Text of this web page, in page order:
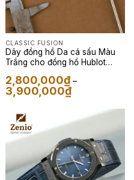
CLASSIC FUSION
Dây đồng hồ Da cá sấu Màu
Trắng cho đồng hồ Hublot
2,800,000₫ –
3,900,000₫Khoảng
giá:
2,800,000₫
đến